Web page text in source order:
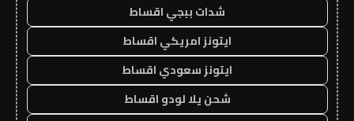
شدات ببجي اقساط
ايتونز امريكي اقساط
ايتونز سعودي اقساط
شحن يلا لودو اقساط